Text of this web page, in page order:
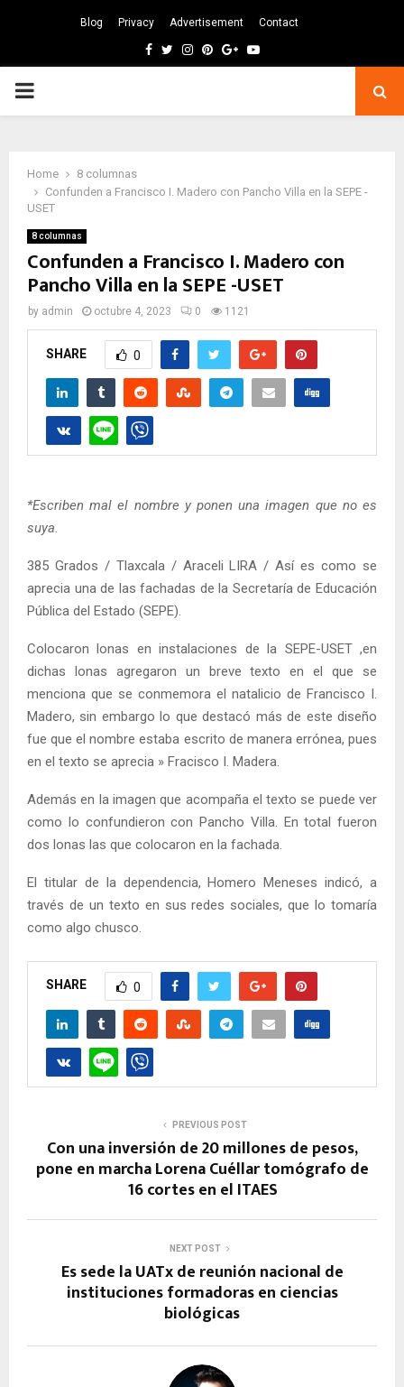
Blog Privacy Advertisement Contact
Facebook
TwitterInstagram
Pinterest
GoogleYoutube
PRIMARY
Home
8 columnas
Confunden a Francisco I. Madero con Pancho Villa en la SEPE -
USET
8 columnas
Confunden a Francisco I. Madero con
Pancho Villa en la SEPE -USET
by admin octubre 4, 2023 0 1121
SHARE 0
*Escriben mal el nombre y ponen una imagen que no es
suya.
385 Grados / Tlaxcala / Araceli LIRA / Así es como se
aprecia una de las fachadas de la Secretaría de Educación
Pública del Estado (SEPE).
Colocaron lonas en instalaciones de la SEPE-USET ,en
dichas lonas agregaron un breve texto en el que se
menciona que se conmemora el natalicio de Francisco I.
Madero, sin embargo lo que destacó más de este diseño
fue que el nombre estaba escrito de manera errónea, pues
en el texto se aprecia » Fracisco I. Madera.
Además en la imagen que acompaña el texto se puede ver
como lo confundieron con Pancho Villa. En total fueron
dos lonas las que colocaron en la fachada.
El titular de la dependencia, Homero Meneses indicó, a
través de un texto en sus redes sociales, que lo tomaría
como algo chusco.
SHARE 0
PREVIOUS POST
Con una inversión de 20 millones de pesos,
pone en marcha Lorena Cuéllar tomógrafo de
16 cortes en el ITAES
NEXT POST
Es sede la UATx de reunión nacional de
instituciones formadoras en ciencias
biológicas